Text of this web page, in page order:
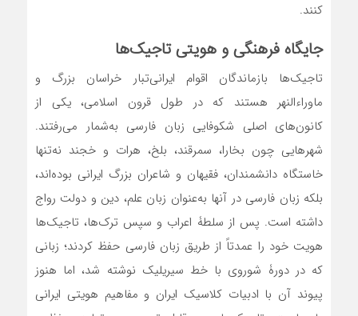
کنند.
جایگاه فرهنگی و هویتی تاجیک‌ها
تاجیک‌ها بازماندگان اقوام ایرانی‌تبار خراسان بزرگ و
ماوراءالنهر هستند که در طول قرون اسلامی، یکی از
کانون‌های اصلی شکوفایی زبان فارسی به‌شمار می‌رفتند.
شهرهایی چون بخارا، سمرقند، بلخ، هرات و خجند نه‌تنها
خاستگاه دانشمندان، فقیهان و شاعران بزرگ ایرانی بوده‌اند،
بلکه زبان فارسی در آنها به‌عنوان زبان علم، دین و دولت رواج
داشته است. پس از سلطۀ اعراب و سپس ترک‌ها، تاجیک‌ها
هویت خود را عمدتاً از طریق زبان فارسی حفظ کردند؛ زبانی
که در دورۀ شوروی با خط سیریلیک نوشته شد، اما هنوز
پیوند آن با ادبیات کلاسیک ایران و مفاهیم هویتی ایرانی